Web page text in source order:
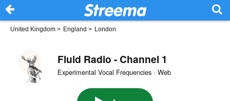
United Kingdom > England > London
Fluid Radio - Channel 1
Experimental Vocal Frequencies · Web